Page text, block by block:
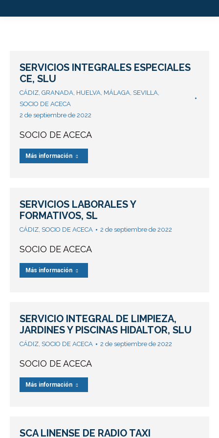
SERVICIOS INTEGRALES ESPECIALES
CE, SLU
CÁDIZ, GRANADA, HUELVA, MÁLAGA, SEVILLA,
SOCIO DE ACECA
2 de septiembre de 2022
SOCIO DE ACECA
Más información
SERVICIOS LABORALES Y
FORMATIVOS, SL
CÁDIZ, SOCIO DE ACECA 2 de septiembre de 2022
SOCIO DE ACECA
Más información
SERVICIO INTEGRAL DE LIMPIEZA,
JARDINES Y PISCINAS HIDALTOR, SLU
CÁDIZ, SOCIO DE ACECA 2 de septiembre de 2022
SOCIO DE ACECA
Más información
SCA LINENSE DE RADIO TAXI